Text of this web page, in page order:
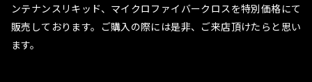
ンテナンスリキッド、マイクロファイバークロスを特別価格にて
販売しております。ご購入の際には是非、ご来店頂けたらと思い
ます。